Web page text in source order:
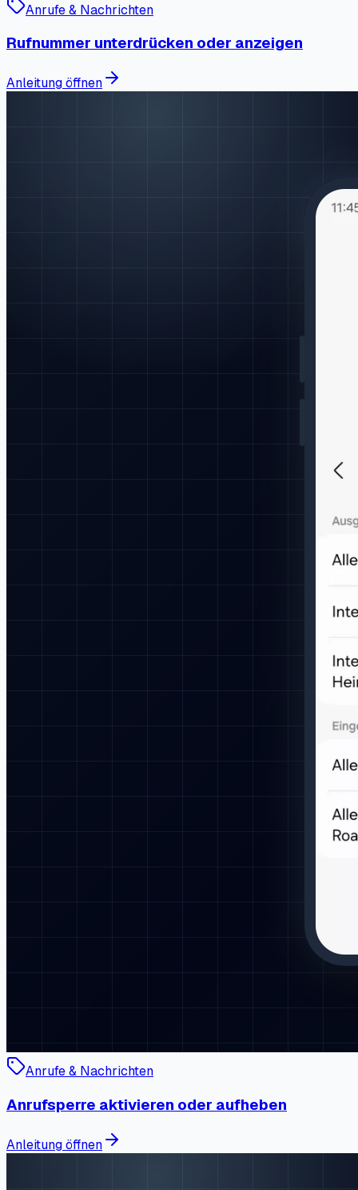
Anrufe & Nachrichten
Rufnummer unterdrücken oder anzeigen
Anleitung öffnen
Anrufe & Nachrichten
Anrufsperre aktivieren oder aufheben
Anleitung öffnen